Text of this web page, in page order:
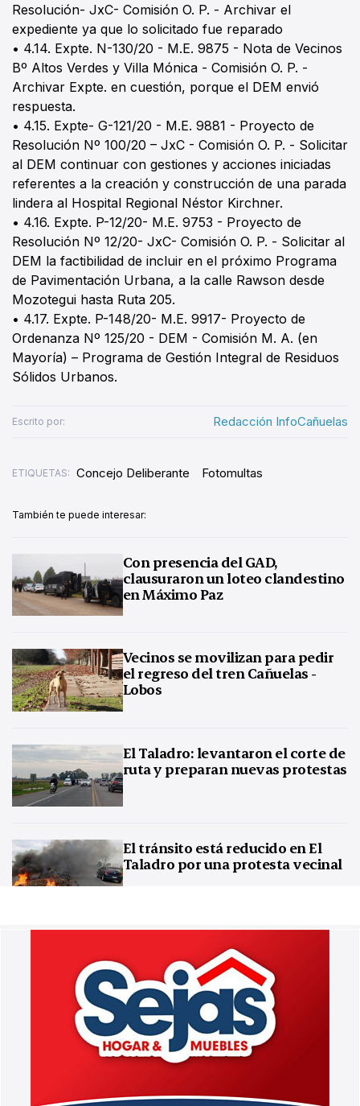
Resolución- JxC- Comisión O. P. - Archivar el
expediente ya que lo solicitado fue reparado
• 4.14. Expte. N-130/20 - M.E. 9875 - Nota de Vecinos
Bº Altos Verdes y Villa Mónica - Comisión O. P. -
Archivar Expte. en cuestión, porque el DEM envió
respuesta.
• 4.15. Expte- G-121/20 - M.E. 9881 - Proyecto de
Resolución Nº 100/20 – JxC - Comisión O. P. - Solicitar
al DEM continuar con gestiones y acciones iniciadas
referentes a la creación y construcción de una parada
lindera al Hospital Regional Néstor Kirchner.
• 4.16. Expte. P-12/20- M.E. 9753 - Proyecto de
Resolución Nº 12/20- JxC- Comisión O. P. - Solicitar al
DEM la factibilidad de incluir en el próximo Programa
de Pavimentación Urbana, a la calle Rawson desde
Mozotegui hasta Ruta 205.
• 4.17. Expte. P-148/20- M.E. 9917- Proyecto de
Ordenanza Nº 125/20 - DEM - Comisión M. A. (en
Mayoría) – Programa de Gestión Integral de Residuos
Sólidos Urbanos.
Escrito por: Redacción InfoCañuelas
ETIQUETAS: Concejo Deliberante Fotomultas
También te puede interesar:
Con presencia del GAD,
clausuraron un loteo clandestino
en Máximo Paz
Vecinos se movilizan para pedir
el regreso del tren Cañuelas -
Lobos
El Taladro: levantaron el corte de
ruta y preparan nuevas protestas
El tránsito está reducido en El
Taladro por una protesta vecinal